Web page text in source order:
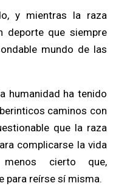
y mientras la raza
deporte que siempre
mundo de las
humanidad ha tenido
caminos con
que la raza
complicarse la vida
cierto que,
para reírse sí misma.